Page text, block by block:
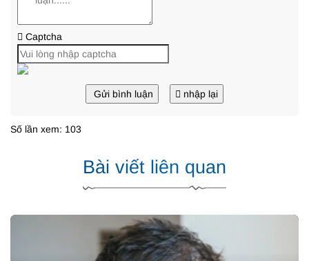
Captcha
Gửi bình luận nhập lại
Số lần xem: 103
Bài viết liên quan